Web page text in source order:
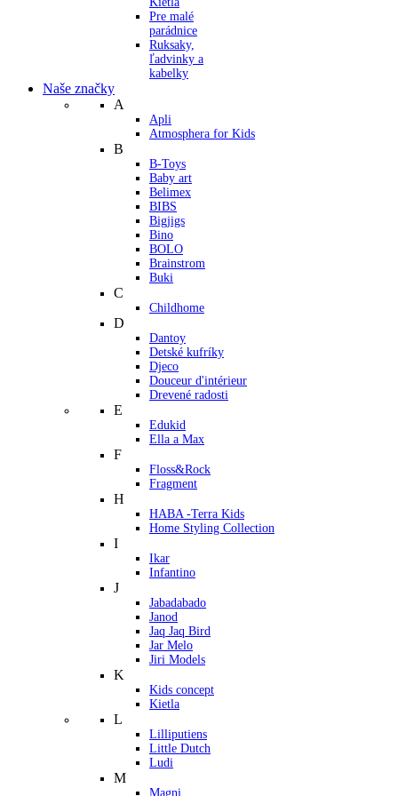
Pre malé
parádnice
Ruksaky,
ľadvinky a
kabelky
Naše značky
A
Apli
Atmosphera for Kids
B
B-Toys
Baby art
Belimex
BIBS
Bigjigs
Bino
BOLO
Brainstrom
Buki
C
Childhome
D
Dantoy
Detské kufríky
Djeco
Douceur d'intérieur
Drevené radosti
E
Edukid
Ella a Max
F
Floss&Rock
Fragment
H
HABA -Terra Kids
Home Styling Collection
I
Ikar
Infantino
J
Jabadabado
Janod
Jaq Jaq Bird
Jar Melo
Jiri Models
K
Kids concept
Kietla
L
Lilliputiens
Little Dutch
Ludi
M
Magni